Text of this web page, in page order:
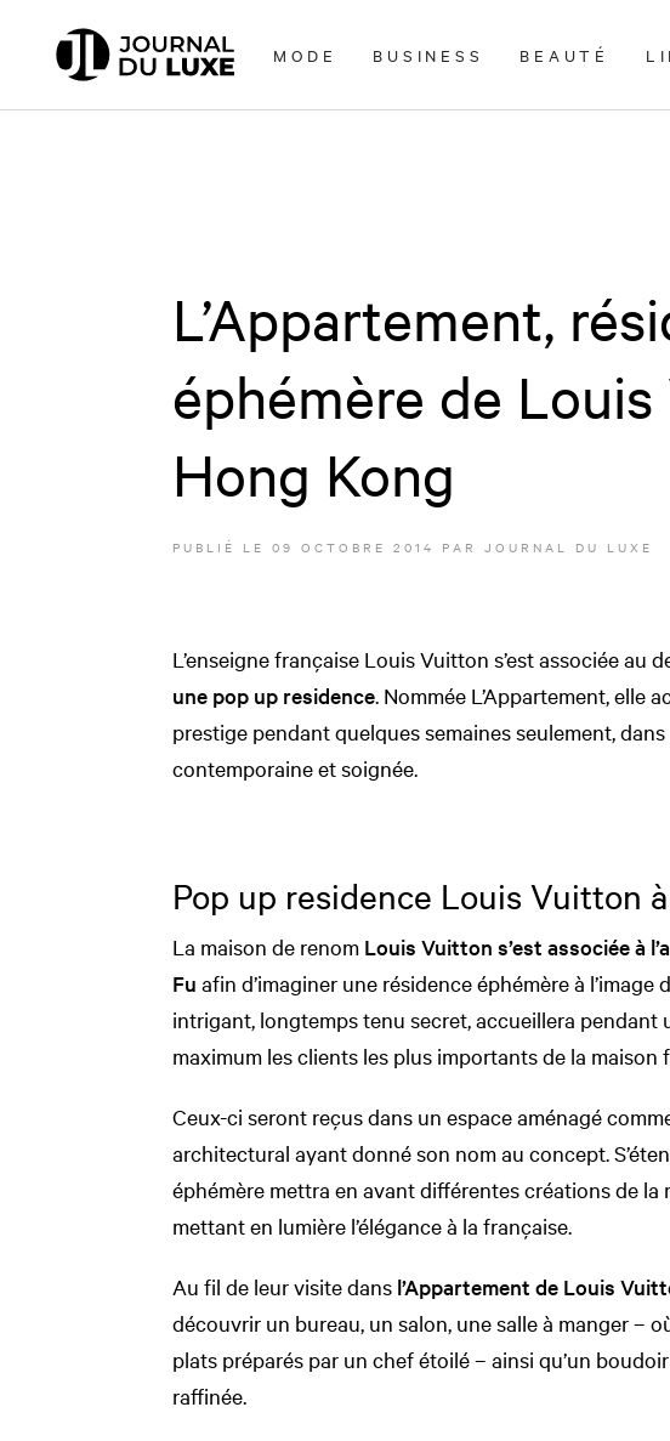
directement
MODE BUSINESS BEAUTÉ
L’Appartement,
éphémère de
Hong Kong
PUBLIÉ LE 09 OCTOBRE 2014 PAR JOURNAL DU LUXE
L’enseigne française Louis Vuitton s’est associée au
une pop up residence . Nommée L’Appartement, elle
prestige pendant quelques semaines seulement, dans
contemporaine et soignée.
Pop up residence Louis Vuitton
La maison de renom Louis Vuitton s’est associée à
Fu afin d’imaginer une résidence éphémère à l’image
intrigant, longtemps tenu secret, accueillera pendant
maximum les clients les plus importants de la maison
Ceux-ci seront reçus dans un espace aménagé
architectural ayant donné son nom au concept.
éphémère mettra en avant différentes créations de
mettant en lumière l’élégance à la française.
Au fil de leur visite dans l’Appartement de Louis
découvrir un bureau, un salon, une salle à manger –
plats préparés par un chef étoilé – ainsi qu’un
raffinée.